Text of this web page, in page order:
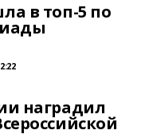
в топ-5 по
наградил